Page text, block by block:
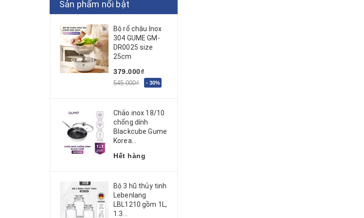
Hanil Hàn Quốc
Yoobao
Povena
Koreno
Deerma
Seka
my Lan
Daiichi
Đồ gia dụng
Sản phẩm nổi bật
Bộ rổ chậu Inox
304 GUME GM-
DR0025 size
25cm
379.000₫
545.000₫ - 30%
Chảo inox 18/10
chống dính
Blackcube Gume
Korea...
Hết hàng
Bộ 3 hũ thủy tinh
Lebenlang
LBL1210 gồm 1L,
1.3...